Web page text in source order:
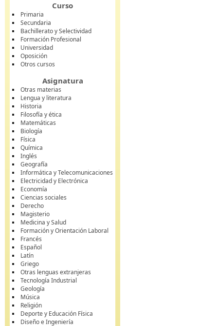
Curso
Primaria
Secundaria
Bachillerato y Selectividad
Formación Profesional
Universidad
Oposición
Otros cursos
Asignatura
Otras materias
Lengua y literatura
Historia
Filosofía y ética
Matemáticas
Biología
Física
Química
Inglés
Geografía
Informática y Telecomunicaciones
Electricidad y Electrónica
Economía
Ciencias sociales
Derecho
Magisterio
Medicina y Salud
Formación y Orientación Laboral
Francés
Español
Latín
Griego
Otras lenguas extranjeras
Tecnología Industrial
Geología
Música
Religión
Deporte y Educación Física
Diseño e Ingeniería